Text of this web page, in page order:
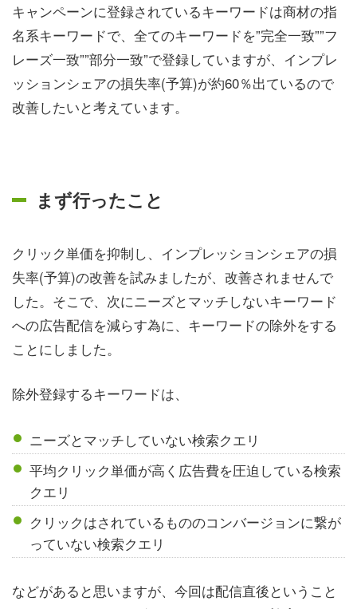
キャンペーンに登録されているキーワードは商材の指
名系キーワードで、全てのキーワードを”完全一致””フ
レーズ一致””部分一致”で登録していますが、インプレ
ッションシェアの損失率(予算)が約60％出ているので
改善したいと考えています。
まず行ったこと
クリック単価を抑制し、インプレッションシェアの損
失率(予算)の改善を試みましたが、改善されませんで
した。そこで、次にニーズとマッチしないキーワード
への広告配信を減らす為に、キーワードの除外をする
ことにしました。
除外登録するキーワードは、
ニーズとマッチしていない検索クエリ
平均クリック単価が高く広告費を圧迫している検索
クエリ
クリックはされているもののコンバージョンに繋が
っていない検索クエリ
などがあると思いますが、今回は配信直後ということ